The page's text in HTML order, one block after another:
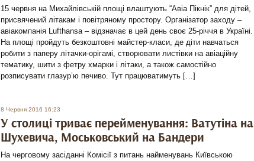
15 червня на Михайлівській площі влаштують “Авіа Пікнік” для дітей,
присвячений літакам і повітряному простору. Організатор заходу –
авіакомпанія Lufthansa – відзначає в цей день своє 25-річчя в Україні.
На площі пройдуть безкоштовні майстер-класи, де діти навчаться
робити з паперу літачки-орігамі, створювати листівки на авіаційну
тематику, шити з фетру хмарки і літаки, а також самостійно
розписувати глазур’ю печиво. Тут працюватимуть […]
8 Червня 2016 16:23
У столиці триває перейменування: Ватутіна на
Шуxевича, Моськовський на Бандери
На черговому засіданні Комісії з питань найменувань Київською